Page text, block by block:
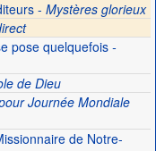
- Mystères glorieux
pose quelquefois-
de Dieu
Journée Mondiale
de Notre-